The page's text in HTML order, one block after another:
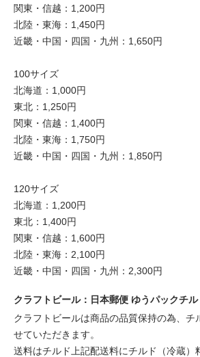
関東・信越：1,200円
北陸・東海：1,450円
近畿・中国・四国・九州：1,650円
100サイズ
北海道：1,000円
東北：1,250円
関東・信越：1,400円
北陸・東海：1,750円
近畿・中国・四国・九州：1,850円
120サイズ
北海道：1,200円
東北：1,400円
関東・信越：1,600円
北陸・東海：2,100円
近畿・中国・四国・九州：2,300円
クラフトビール：日本郵便 ゆうパックチル
クラフトビールは商品の品質保持の為、チ
せていただきます。
送料はチルド上記配送料にチルド（冷蔵）